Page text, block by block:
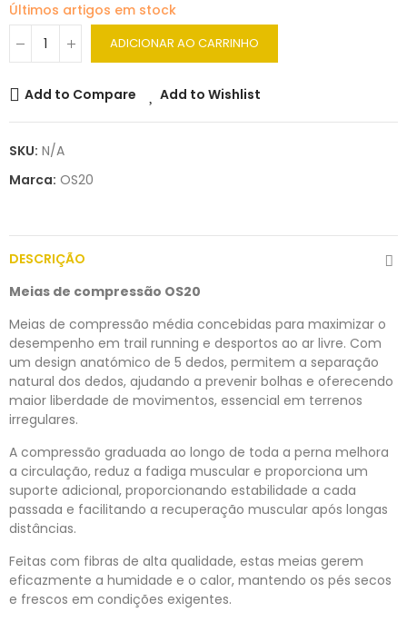
Últimos artigos em stock
ADICIONAR AO CARRINHO
Add to Compare Add to Wishlist
SKU: N/A
Marca: OS20
DESCRIÇÃO
Meias de compressão OS20
Meias de compressão média concebidas para maximizar o
desempenho em trail running e desportos ao ar livre. Com
um design anatómico de 5 dedos, permitem a separação
natural dos dedos, ajudando a prevenir bolhas e oferecendo
maior liberdade de movimentos, essencial em terrenos
irregulares.
A compressão graduada ao longo de toda a perna melhora
a circulação, reduz a fadiga muscular e proporciona um
suporte adicional, proporcionando estabilidade a cada
passada e facilitando a recuperação muscular após longas
distâncias.
Feitas com fibras de alta qualidade, estas meias gerem
eficazmente a humidade e o calor, mantendo os pés secos
e frescos em condições exigentes.